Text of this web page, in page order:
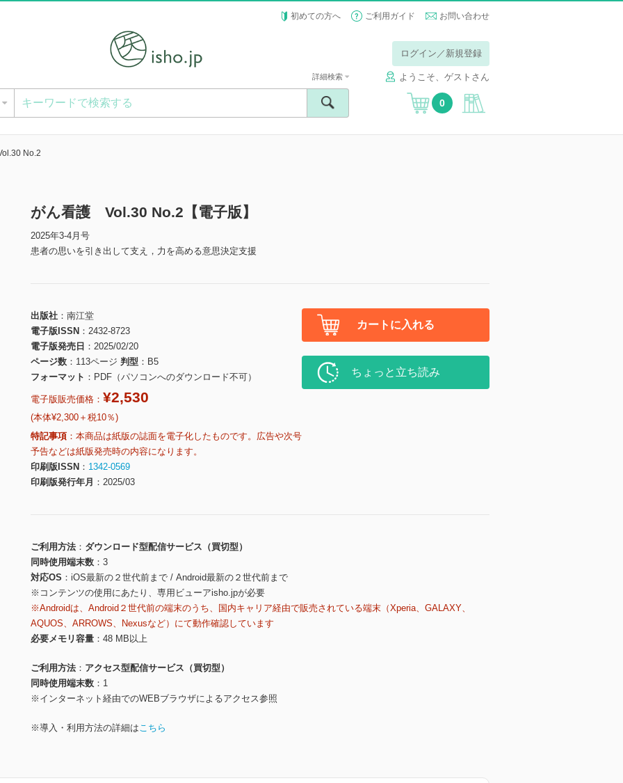
初めての方へ ご利用ガイド お問い合わせ
ログイン／新規登録
ようこそ、ゲストさん
詳細検索
0
No.2
がん看護 Vol.30 No.2【電子版】
2025年3-4月号
患者の思いを引き出して支え，力を高める意思決定支援
出版社
南江堂
電子版ISSN
2432-8723
電子版発売日
2025/02/20
ページ数
113ページ 判型
B5
フォーマット
PDF（パソコンへのダウンロード不可）
電子版販売価格： ¥2,530
(本体¥2,300＋税10％)
特記事項
本商品は紙版の誌面を電子化したものです。広告や次号
予告などは紙版発売時の内容になります。
印刷版ISSN
1342-0569
印刷版発行年月
2025/03
カートに入れる
ちょっと立ち読み
ご利用方法
ダウンロード型配信サービス（買切型）
同時使用端末数
3
対応OS
iOS最新の２世代前まで / Android最新の２世代前まで
※コンテンツの使用にあたり、専用ビューアisho.jpが必要
※Androidは、Android２世代前の端末のうち、国内キャリア経由で販売されている端末（Xperia、GALAXY、
AQUOS、ARROWS、Nexusなど）にて動作確認しています
必要メモリ容量
48 MB以上
ご利用方法
アクセス型配信サービス（買切型）
同時使用端末数
1
※インターネット経由でのWEBブラウザによるアクセス参照
※導入・利用方法の詳細はこちら